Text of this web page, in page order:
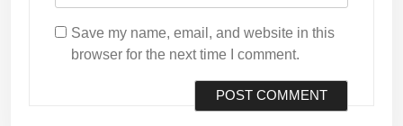
Save my name, email, and website in this
browser for the next time I comment.